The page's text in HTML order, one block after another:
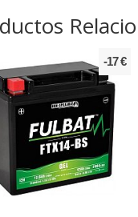
-17 €